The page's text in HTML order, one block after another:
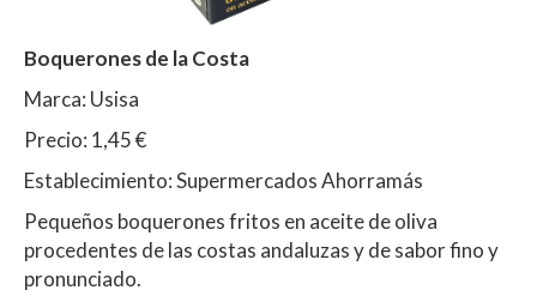
Boquerones de la Costa
Marca: Usisa
Precio: 1,45 €
Establecimiento: Supermercados Ahorramás
Pequeños boquerones fritos en aceite de oliva
procedentes de las costas andaluzas y de sabor fino y
pronunciado.